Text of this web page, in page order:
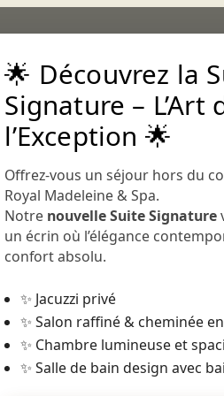
🌟 Découvrez la
Signature – L’Art
l’Exception 🌟
Offrez-vous un séjour hors du
Royal Madeleine & Spa.
Notre nouvelle Suite Signature
un écrin où l’élégance
confort absolu.
✨ Jacuzzi privé
✨ Salon raffiné & cheminée
✨ Chambre lumineuse et
✨ Salle de bain design avec
LA CONSULTATION
Spa &
Le Spa de
au cœur de Paris
un lieu intimiste
Pénétrez dans